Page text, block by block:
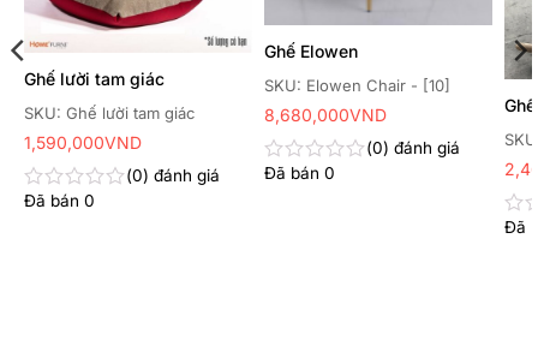
SKU: Ghế lười tam giác
Ghế lười tam giác
Được
0
đánh giá
Đã bán 0
1,590,000VND
SKU: Elowen Chair - [10]
Ghế Elowen
Được
0
đánh giá
Đã bán 0
8,680,000VND
Đã